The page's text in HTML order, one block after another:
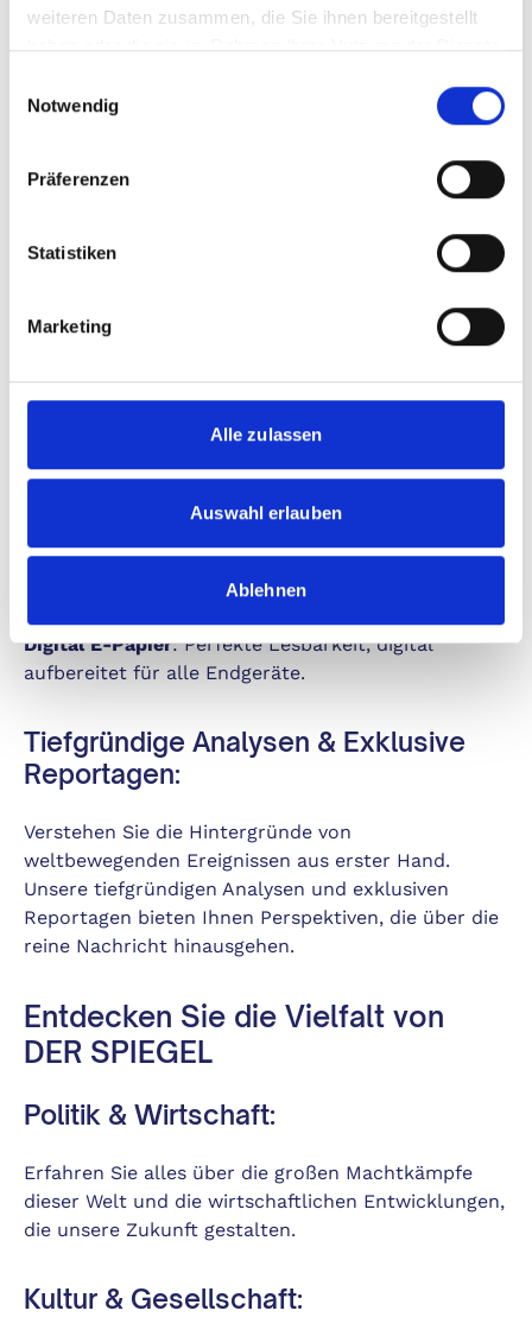
weiteren Daten zusammen, die Sie ihnen bereitgestellt
haben oder die sie im Rahmen Ihrer Nutzung der Dienste
Notwendig
Präferenzen
Statistiken
Marketing
Alle zulassen
Auswahl erlauben
Ablehnen
Die Vorteile Ihres Abonnements
53 Ausgaben im Jahr – Woche für
Planen Sie ein Wochenende voller Wissen und
SPIEGEL bringt Ihnen an 53 Wochen im Jahr stets
Print + Digital – Flexibilität pur:
Genießen Sie die Haptik des gedruckten Magazins
oder navigieren Sie mit Leichtigkeit durch die
digitale Welt mit unserem Digital-Upgrade. Erleben
: Die volle Ausgabe auf Ihrem Tablet
Digital E-Papier: Perfekte Lesbarkeit, digital
aufbereitet für alle Endgeräte.
Tiefgründige Analysen & Exklusive
Reportagen:
Verstehen Sie die Hintergründe von
weltbewegenden Ereignissen aus erster Hand.
Unsere tiefgründigen Analysen und exklusiven
Reportagen bieten Ihnen Perspektiven, die über die
reine Nachricht hinausgehen.
Entdecken Sie die Vielfalt von
DER SPIEGEL
Politik & Wirtschaft:
Erfahren Sie alles über die großen Machtkämpfe
dieser Welt und die wirtschaftlichen Entwicklungen,
die unsere Zukunft gestalten.
Kultur & Gesellschaft: